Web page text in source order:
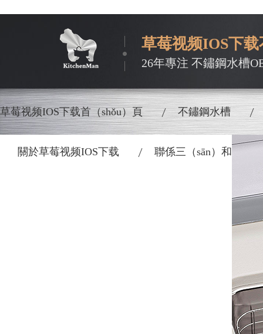
草莓视频IOS下
26年專注 不鏽鋼水槽
草莓视频IOS下载首（shǒu）頁 不鏽鋼水槽
關於草莓视频IOS下载 聯係三（sān）和